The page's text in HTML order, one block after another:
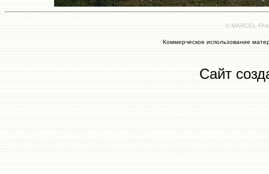
© MARCEL
Коммерческое использование
Сайт